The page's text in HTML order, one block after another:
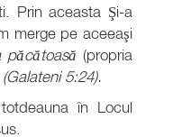
Prin aceasta Şi-a
merge pe aceeaşi
păcătoasă(propria
5:24).
în Locul